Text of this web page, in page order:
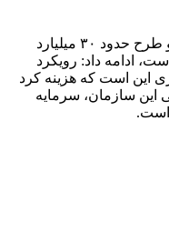
🔹وی با بیان اینکه درمجموع برای این دو طرح حدود ۳۰ میلیارد
ادامه داد: رویکرد
این است که هزینه‌ کرد
این سازمان، سرمایه
است.